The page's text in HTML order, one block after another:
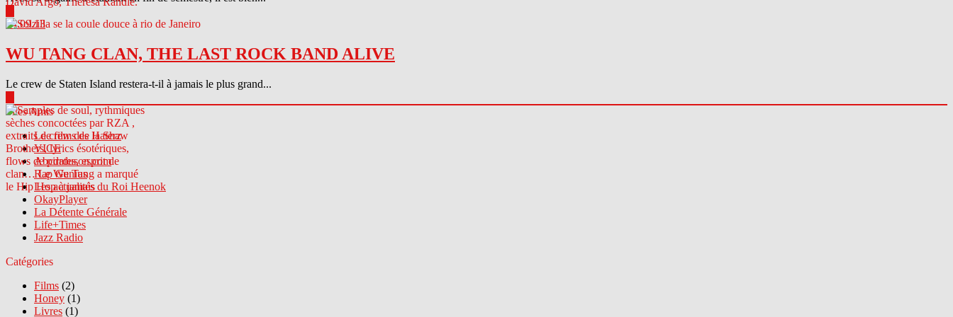
04.09.13
WU TANG CLAN, THE LAST ROCK BAND ALIVE
Le crew de Staten Island restera-t-il à jamais le plus grand...
Sites Amis
Le crew des Haterz
VICE
Abcdrduson.com
Rap Genius
Les actualités du Roi Heenok
OkayPlayer
La Détente Générale
Life+Times
Jazz Radio
Catégories
Films (2)
Honey (1)
Livres (1)